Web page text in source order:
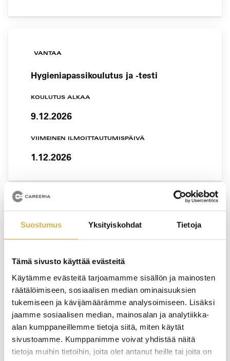
Suostumus Yksityiskohdat Tietoja
Tämä sivusto käyttää evästeitä
Käytämme evästeitä tarjoamamme sisällön ja mainosten
räätälöimiseen, sosiaalisen median ominaisuuksien
tukemiseen ja kävijämäärämme analysoimiseen. Lisäksi
jaamme sosiaalisen median, mainosalan ja analytiikka-
alan kumppaneillemme tietoja siitä, miten käytät
sivustoamme. Kumppanimme voivat yhdistää näitä
tietoja muihin tietoihin, joita olet antanut heille tai joita on
VANTAA
Hygieniapassikoulutus ja -testi
KOULUTUS ALKAA
9.12.2026
VIIMEINEN ILMOITTAUTUMISPÄIVÄ
1.12.2026
Suunnittelu, ohjaus ja arviointi
Verkkokurssi
KOULUTUS ALKAA
11.12.2026
VIIMEINEN ILMOITTAUTUMISPÄIVÄ
4.12.2026